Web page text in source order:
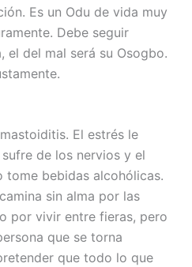
Es un Odu de vida muy
Debe seguir
el del mal será su Osogbo.
El estrés le
de los nervios y el
tome bebidas alcohólicas.
sin alma por las
por vivir entre fieras, pero
que se torna
que todo lo que